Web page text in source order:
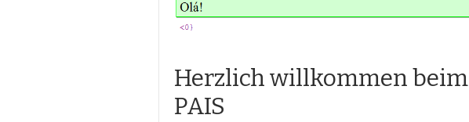
Herzlich willkommen
PAIS